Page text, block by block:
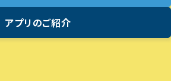
アプリのご紹介